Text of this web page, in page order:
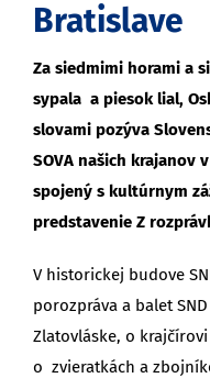
Bratislave
Za siedmimi horami a
sypala a piesok lial,
slovami pozýva
SOVA našich krajanov
spojený s kultúrnym
predstavenie Z
V historickej budove
porozpráva a balet
Zlatovláske, o
o zvieratkách a